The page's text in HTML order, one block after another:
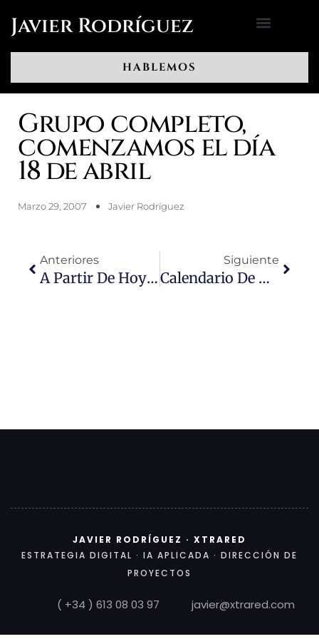
Javier Rodríguez
HABLEMOS
Grupo completo,
comenzamos el día
18 de abril
Marzo 29, 2007 Javier Rodríguez
Anteriores
A Partir De Hoy Nada Volverá A Ser Lo Mismo.(Adobe Dixit)
Siguiente
Calendario De Método Profesional, Abril Por Sandra Jiménez
JAVIER RODRÍGUEZ · XTRARED
ESTRATEGIA DIGITAL · IA APLICADA · DIRECCIÓN DE
PROYECTOS
( +34 ) 613 08 03 97 javier@xtrared.com